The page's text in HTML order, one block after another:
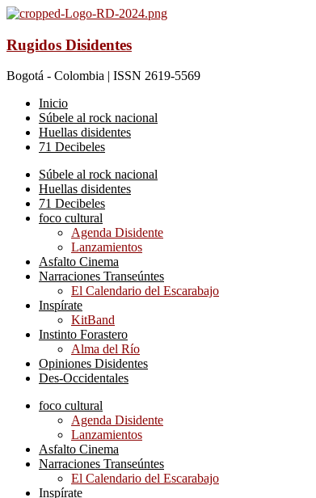
Rugidos Disidentes
Bogotá - Colombia | ISSN 2619-5569
Inicio
Súbele al rock nacional
Huellas disidentes
71 Decibeles
Súbele al rock nacional
Huellas disidentes
71 Decibeles
foco cultural
Agenda Disidente
Lanzamientos
Asfalto Cinema
Narraciones Transeúntes
El Calendario del Escarabajo
Inspírate
KitBand
Instinto Forastero
Alma del Río
Opiniones Disidentes
Des-Occidentales
foco cultural
Agenda Disidente
Lanzamientos
Asfalto Cinema
Narraciones Transeúntes
El Calendario del Escarabajo
Inspírate